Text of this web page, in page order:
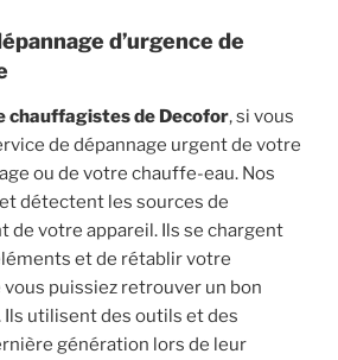
d’urgence de
chauffagistes de Decofor, si vous
de dépannage urgent de votre
ou de votre chauffe-eau. Nos
détectent les sources de
de votre appareil. Ils se chargent
et de rétablir votre
puissiez retrouver un bon
utilisent des outils et des
génération lors de leur